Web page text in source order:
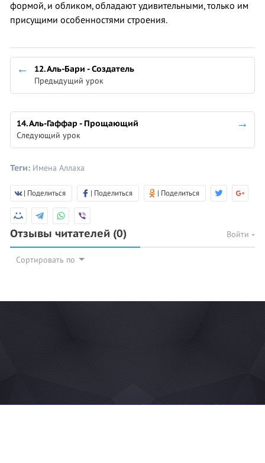
формой, и обликом, обладают удивительными, только им
присущими особенностями строения.
12. Аль-Бари - Создатель
Предыдущий урок
14. Аль-Гаффар - Прощающий
Следующий урок
Теги: Имена Аллаха
| Поделиться | Поделиться | Поделиться
Отзывы читателей (0) Войти
Сортировать по